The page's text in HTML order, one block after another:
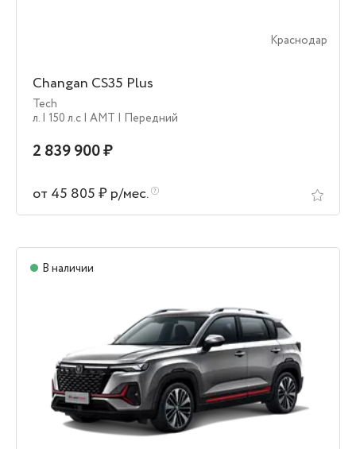
Краснодар
Changan CS35 Plus
Tech
л. | 150 л.c | AMT | Передний
2 839 900 ₽
от 45 805 ₽ р/мес.
В наличии